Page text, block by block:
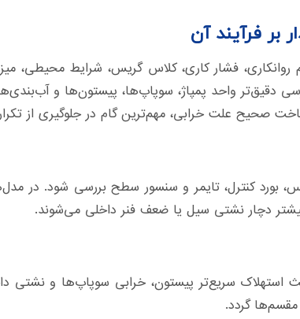
بر فرآیند آن
فشار کاری، کلاس گریس، شرایط محیطی،
دقیق‌تر واحد پمپاژ، سوپاپ‌ها، پیستون‌ها و
صحیح علت خرابی، مهم‌ترین گام در جلوگیری از
بورد کنترل، تایمر و سنسور سطح بررسی شود. در
دچار نشتی سیل یا ضعف فنر داخلی می‌شوند.
استهلاک سریع‌تر پیستون، خرابی سوپاپ‌ها و
گردد.